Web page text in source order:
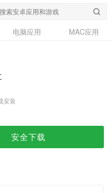
电脑应用
MAC应用
安装
安全下载